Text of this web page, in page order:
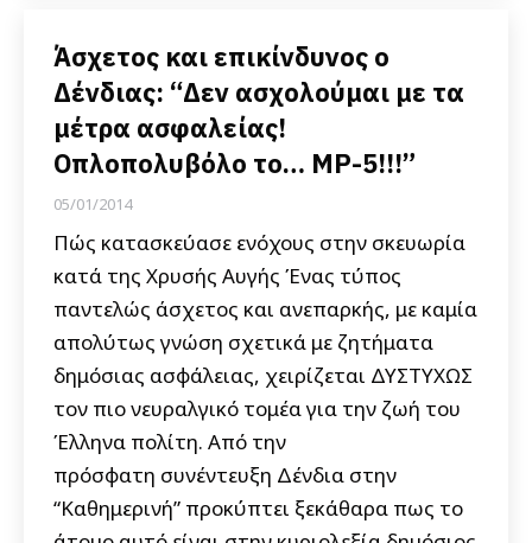
Άσχετος και επικίνδυνος ο
Δένδιας: “Δεν ασχολούμαι με τα
μέτρα ασφαλείας!
Οπλοπολυβόλο το… MP-5!!!”
05/01/2014
Πώς κατασκεύασε ενόχους στην σκευωρία
κατά της Χρυσής Αυγής Ένας τύπος
παντελώς άσχετος και ανεπαρκής, με καμία
απολύτως γνώση σχετικά με ζητήματα
δημόσιας ασφάλειας, χειρίζεται ΔΥΣΤΥΧΩΣ
τον πιο νευραλγικό τομέα για την ζωή του
Έλληνα πολίτη. Από την
πρόσφατη συνέντευξη Δένδια στην
“Καθημερινή” προκύπτει ξεκάθαρα πως το